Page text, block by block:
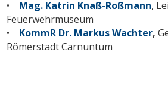
• Mag. Katrin Knaß-Roßmann,
Feuerwehrmuseum
• KommR Dr. Markus Wachter,
Römerstadt Carnuntum